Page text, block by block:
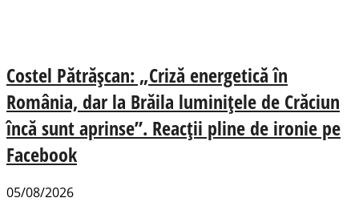
Costel Pătrășcan: „Criză energetică în
România, dar la Brăila luminițele de Crăciun
încă sunt aprinse”. Reacții pline de ironie pe
Facebook
05/08/2026